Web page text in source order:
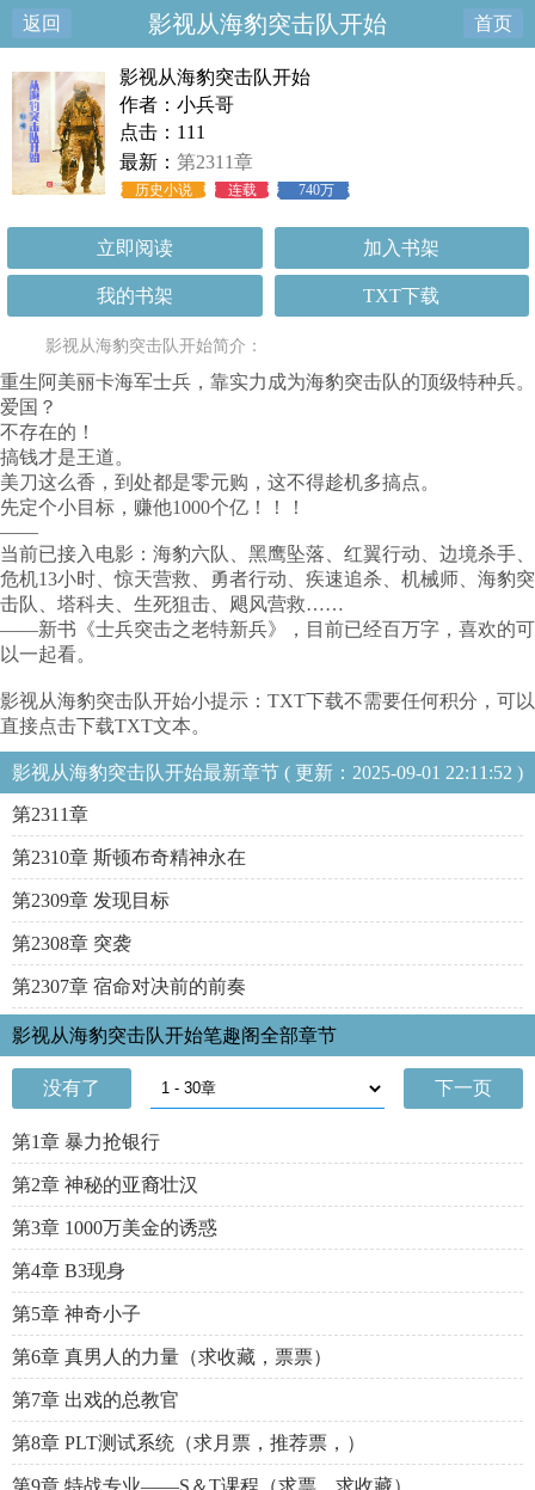
返回 影视从海豹突击队开始 首页
影视从海豹突击队开始
作者：小兵哥
点击：111
最新： 第2311章
历史小说 连载 740万
立即阅读 加入书架
我的书架 TXT下载
影视从海豹突击队开始简介：
重生阿美丽卡海军士兵，靠实力成为海豹突击队的顶级特种兵。
爱国？
不存在的！
搞钱才是王道。
美刀这么香，到处都是零元购，这不得趁机多搞点。
先定个小目标，赚他1000个亿！！！
——
当前已接入电影：海豹六队、黑鹰坠落、红翼行动、边境杀手、
危机13小时、惊天营救、勇者行动、疾速追杀、机械师、海豹突
击队、塔科夫、生死狙击、飓风营救……
——新书《士兵突击之老特新兵》，目前已经百万字，喜欢的可
以一起看。
影视从海豹突击队开始小提示：TXT下载不需要任何积分，可以
直接点击下载TXT文本。
影视从海豹突击队开始最新章节 ( 更新：2025-09-01 22:11:52 )
第2311章
第2310章 斯顿布奇精神永在
第2309章 发现目标
第2308章 突袭
第2307章 宿命对决前的前奏
影视从海豹突击队开始笔趣阁全部章节
没有了 下一页
第1章 暴力抢银行
第2章 神秘的亚裔壮汉
第3章 1000万美金的诱惑
第4章 B3现身
第5章 神奇小子
第6章 真男人的力量（求收藏，票票）
第7章 出戏的总教官
第8章 PLT测试系统（求月票，推荐票，）
第9章 特战专业——S＆T课程（求票，求收藏）